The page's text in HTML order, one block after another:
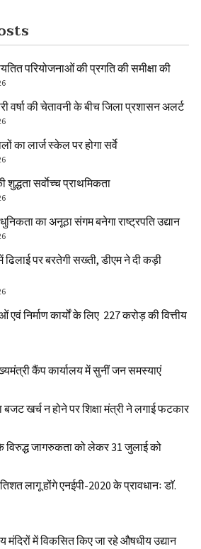
परियोजनाओं की प्रगति की समीक्षा की
वर्षा की चेतावनी के बीच जिला प्रशासन अलर्ट
का लार्ज स्केल पर होगा सर्वे
शुद्धता सर्वाेच्च प्राथमिकता
का अनूठा संगम बनेगा राष्ट्रपति उद्यान
पर बरतेगी सख्ती, डीएम ने दी कड़ी
निर्माण कार्यों के लिए ₹ 227 करोड़ की वित्तीय
कैंप कार्यालय में सुनीं जन समस्याएं
बजट खर्च न होने पर शिक्षा मंत्री ने लगाई फटकार
विरुद्ध जागरुकता को लेकर 31 जुलाई को
लागू होंगे एनईपी-2020 के प्रावधानः डाॅ.
मंदिरों में विकसित किए जा रहे औषधीय उद्यान